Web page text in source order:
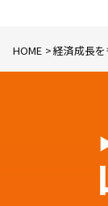
HOME 経済成長